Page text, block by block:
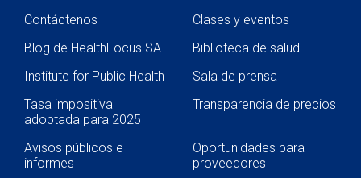
Contáctenos
Clases y eventos
Blog de HealthFocus SA
Biblioteca de salud
Institute for Public Health
Sala de prensa
Tasa impositiva
adoptada para 2025
Transparencia de precios
Avisos públicos e
informes
Oportunidades para
proveedores